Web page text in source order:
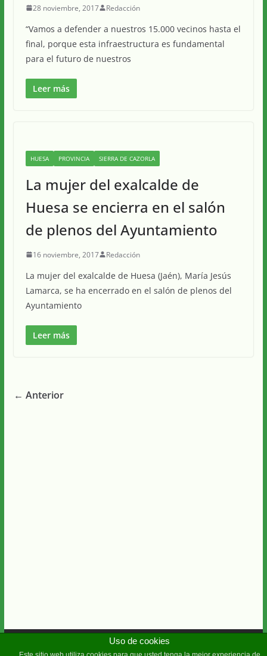
28 noviembre, 2017 Redacción
“Vamos a defender a nuestros 15.000 vecinos hasta el
final, porque esta infraestructura es fundamental
para el futuro de nuestros
Leer más
HUESA PROVINCIA SIERRA DE CAZORLA
La mujer del exalcalde de
Huesa se encierra en el salón
de plenos del Ayuntamiento
16 noviembre, 2017 Redacción
La mujer del exalcalde de Huesa (Jaén), María Jesús
Lamarca, se ha encerrado en el salón de plenos del
Ayuntamiento
Leer más
← Anterior
Diario Guadalquivir. Todos los derechos
Uso de cookies